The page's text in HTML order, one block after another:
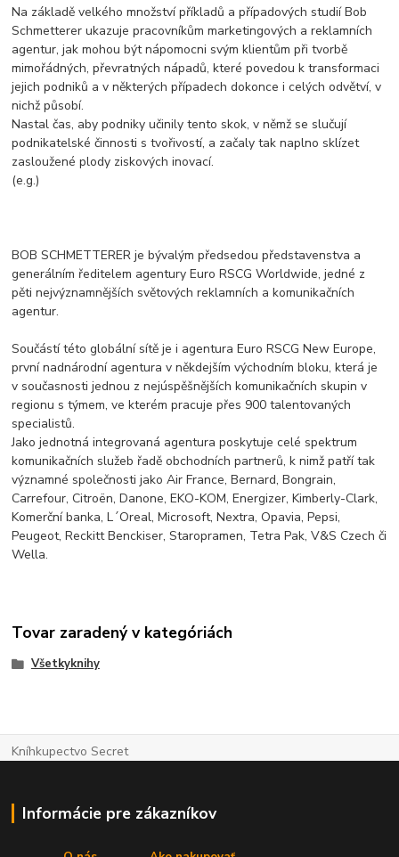
Na základě velkého množství příkladů a případových studií Bob
Schmetterer ukazuje pracovníkům marketingových a reklamních
agentur, jak mohou být nápomocni svým klientům při tvorbě
mimořádných, převratných nápadů, které povedou k transformaci
jejich podniků a v některých případech dokonce i celých odvětví, v
nichž působí.
Nastal čas, aby podniky učinily tento skok, v němž se slučují
podnikatelské činnosti s tvořivostí, a začaly tak naplno sklízet
zasloužené plody ziskových inovací.
(e.g.)
BOB SCHMETTERER je bývalým předsedou představenstva a
generálním ředitelem agentury Euro RSCG Worldwide, jedné z
pěti nejvýznamnějších světových reklamních a komunikačních
agentur.
Součástí této globální sítě je i agentura Euro RSCG New Europe,
první nadnárodní agentura v někdejším východním bloku, která je
v současnosti jednou z nejúspěšnějších komunikačních skupin v
regionu s týmem, ve kterém pracuje přes 900 talentovaných
specialistů.
Jako jednotná integrovaná agentura poskytuje celé spektrum
komunikačních služeb řadě obchodních partnerů, k nimž patří tak
významné společnosti jako Air France, Bernard, Bongrain,
Carrefour, Citroën, Danone, EKO-KOM, Energizer, Kimberly-Clark,
Komerční banka, L´Oreal, Microsoft, Nextra, Opavia, Pepsi,
Peugeot, Reckitt Benckiser, Staropramen, Tetra Pak, V&S Czech či
Wella.
Tovar zaradený v kategóriách
Všetkyknihy
Kníhkupectvo Secret
Informácie pre zákazníkov